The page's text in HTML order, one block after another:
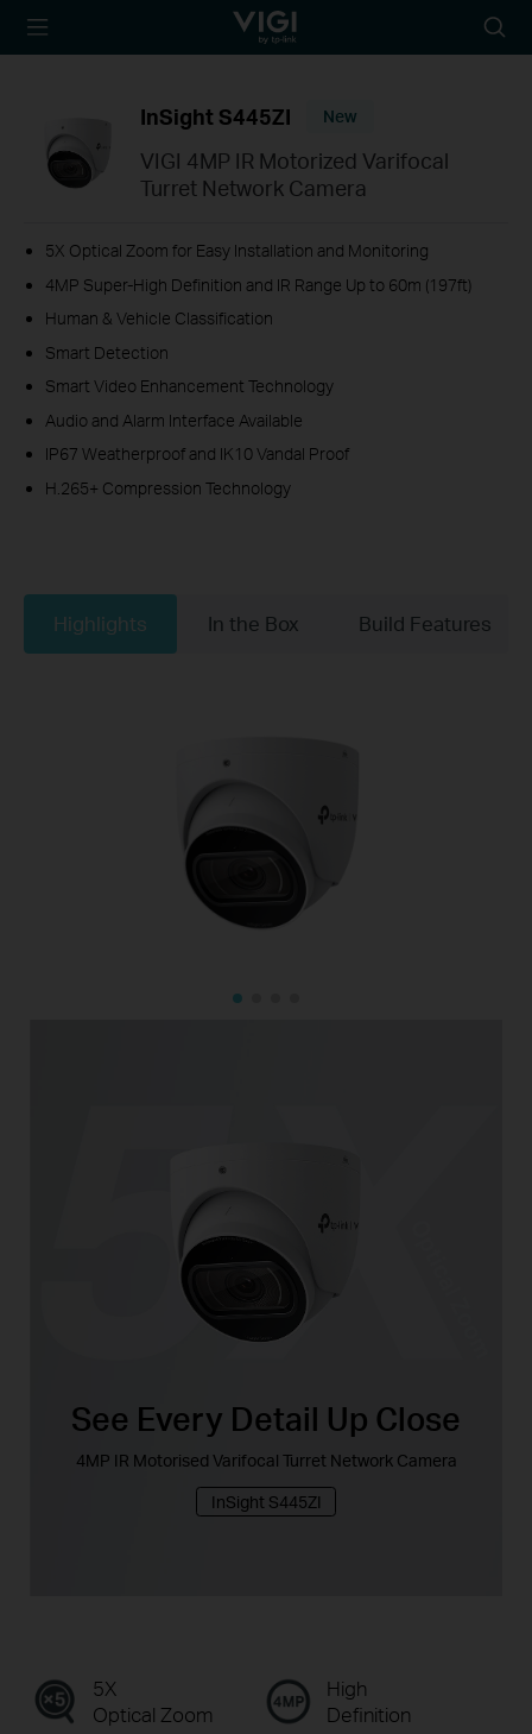
TP-Link, Reliably
icon
InSight S445ZI New
VIGI 4MP IR Motorized Varifocal
Turret Network Camera
5X Optical Zoom for Easy Installation and Monitoring
4MP Super-High Definition and IR Range Up to 60m (197ft)
Human & Vehicle Classification
Smart Detection
Smart Video Enhancement Technology
Audio and Alarm Interface Available
IP67 Weatherproof and IK10 Vandal Proof
H.265+ Compression Technology
Highlights In the Box Build Features
See Every Detail Up Close
4MP IR Motorised Varifocal Turret Network Camera
InSight S445ZI
5X
Optical Zoom
High
Definition